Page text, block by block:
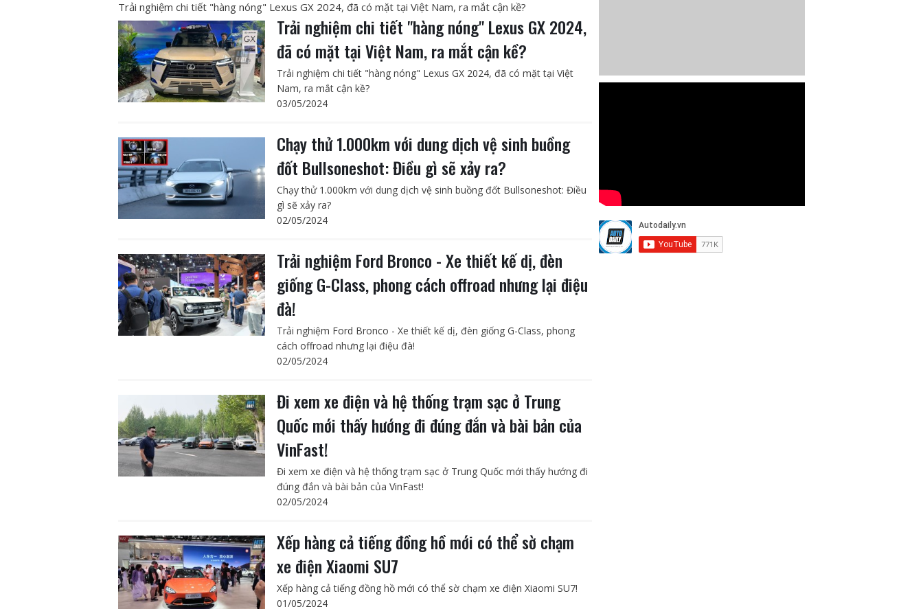
Trải nghiệm chi tiết "hàng nóng" Lexus GX 2024, đã có mặt tại Việt Nam, ra mắt cận kề?
Trải nghiệm chi tiết "hàng nóng" Lexus GX 2024,
đã có mặt tại Việt Nam, ra mắt cận kề?
Trải nghiệm chi tiết "hàng nóng" Lexus GX 2024, đã có mặt tại Việt
Nam, ra mắt cận kề?
03/05/2024
Chạy thử 1.000km với dung dịch vệ sinh buồng
đốt Bullsoneshot: Điều gì sẽ xảy ra?
Chạy thử 1.000km với dung dịch vệ sinh buồng đốt Bullsoneshot: Điều
gì sẽ xảy ra?
02/05/2024
Trải nghiệm Ford Bronco - Xe thiết kế dị, đèn
giống G-Class, phong cách offroad nhưng lại điệu
đà!
Trải nghiệm Ford Bronco - Xe thiết kế dị, đèn giống G-Class, phong
cách offroad nhưng lại điệu đà!
02/05/2024
Đi xem xe điện và hệ thống trạm sạc ở Trung
Quốc mới thấy hướng đi đúng đắn và bài bản của
VinFast!
Đi xem xe điện và hệ thống trạm sạc ở Trung Quốc mới thấy hướng đi
đúng đắn và bài bản của VinFast!
02/05/2024
Xếp hàng cả tiếng đồng hồ mới có thể sờ chạm
xe điện Xiaomi SU7
Xếp hàng cả tiếng đồng hồ mới có thể sờ chạm xe điện Xiaomi SU7!
01/05/2024